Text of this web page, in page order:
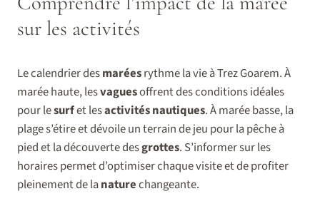
sur les activités
Le calendrier desmaréesrythme la vie à Trez Goarem. À
marée haute, lesvaguesoffrent des conditions idéales
pour lesurfet lesactivités nautiques. À marée basse, la
plage s’étire et dévoile un terrain de jeu pour la pêche à
pied et la découverte desgrottes. S’informer sur les
horaires permet d’optimiser chaque visite et de profiter
pleinement de lanaturechangeante.